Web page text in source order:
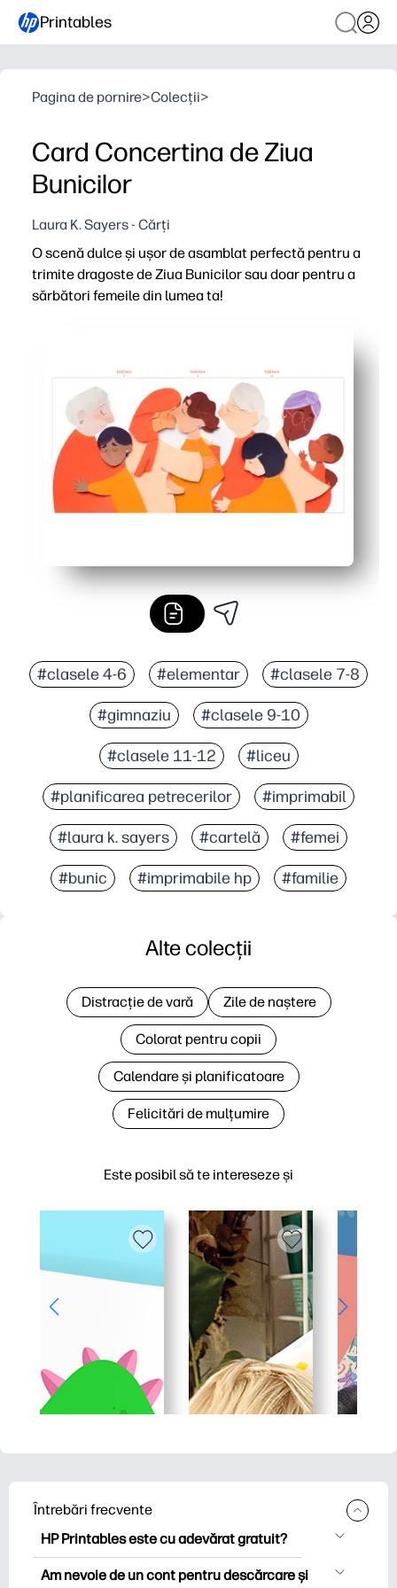
Printables
Pagina de pornire>Colecții>
Card Concertina de Ziua
Bunicilor
Laura K. Sayers - Cărți
O scenă dulce și ușor de asamblat perfectă pentru a
trimite dragoste de Ziua Bunicilor sau doar pentru a
sărbători femeile din lumea ta!
#clasele 4-6 #elementar #clasele 7-8
#gimnaziu #clasele 9-10
#clasele 11-12 #liceu
#planificarea petrecerilor #imprimabil
#laura k. sayers #cartelă #femei
#bunic #imprimabile hp #familie
Este posibil să te intereseze și
Alte colecții
Distracție de vară Zile de naștere
Colorat pentru copii
Calendare și planificatoare
Felicitări de mulțumire
Întrebări frecvente
HP Printables este cu adevărat gratuit?
HP Printables oferă peste 2.500 de
Am nevoie de un cont pentru descărcare și